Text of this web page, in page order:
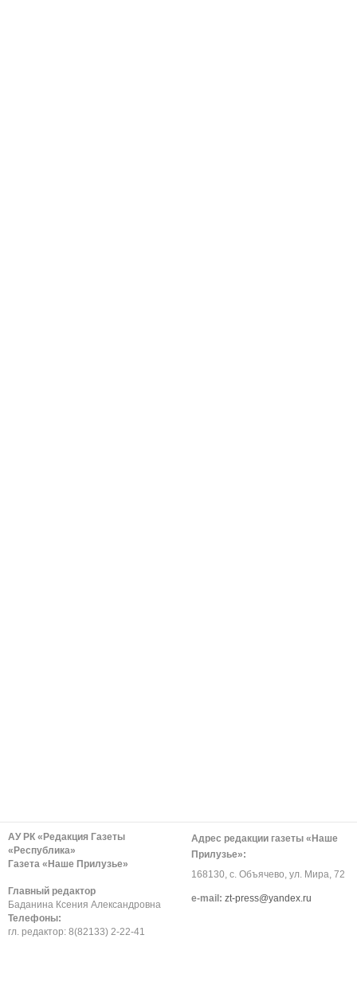
АУ РК «Редакция Газеты
«Республика»
Газета «Наше Прилузье»
Главный редактор
Баданина Ксения Александровна
Телефоны:
гл. редактор: 8(82133) 2-22-41
Адрес редакции газеты «Наше
Прилузье»:
168130, с. Объячево, ул. Мира, 72
е-mail: zt-press@yandex.ru